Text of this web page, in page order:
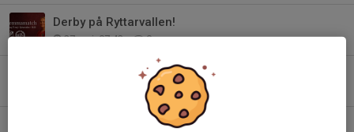
Derby på Ryttarvallen!
27 maj, 07:43 0
Mikaela Ekdahl klar för 2026
0
Mikaela Ekdahl klar för 2026